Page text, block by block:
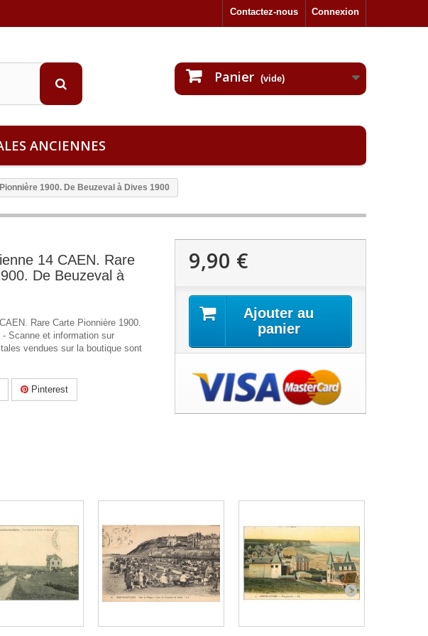
Connexion
Contactez-nous
Panier (vide)
ANCIENNES
1900. De Beuzeval à Dives 1900
14 CAEN. Rare
De Beuzeval à
Rare Carte Pionnière 1900.
Scanne et information sur
vendues sur la boutique sont
Pinterest
9,90 €
Ajouter au
panier